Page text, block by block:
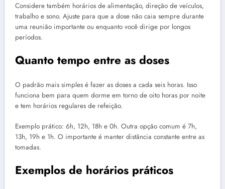
Considere também horários de alimentação, direção de veículos,
trabalho e sono. Ajuste para que a dose não caia sempre durante
uma reunião importante ou enquanto você dirige por longos
períodos.
Quanto tempo entre as doses
O padrão mais simples é fazer as doses a cada seis horas. Isso
funciona bem para quem dorme em torno de oito horas por noite
e tem horários regulares de refeição.
Exemplo prático: 6h, 12h, 18h e 0h. Outra opção comum é 7h,
13h, 19h e 1h. O importante é manter distância constante entre as
tomadas.
Exemplos de horários práticos